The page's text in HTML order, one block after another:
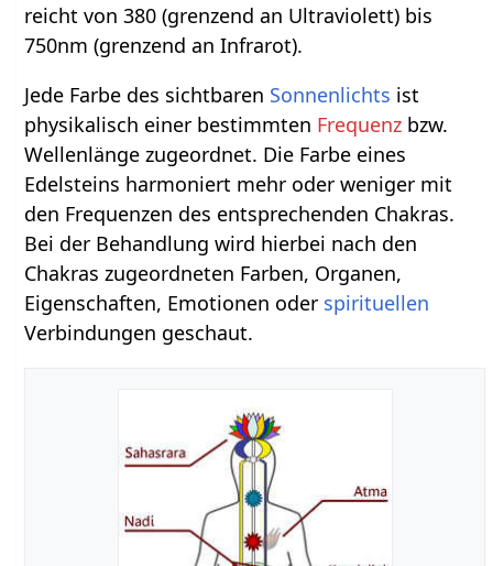
reicht von 380 (grenzend an Ultraviolett) bis
750nm (grenzend an Infrarot).
Jede Farbe des sichtbaren Sonnenlichts ist
physikalisch einer bestimmten Frequenz bzw.
Wellenlänge zugeordnet. Die Farbe eines
Edelsteins harmoniert mehr oder weniger mit
den Frequenzen des entsprechenden Chakras.
Bei der Behandlung wird hierbei nach den
Chakras zugeordneten Farben, Organen,
Eigenschaften, Emotionen oder spirituellen
Verbindungen geschaut.